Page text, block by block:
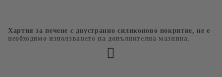
Хартия за печене с двустранно силиконово покритие, не е
необходимо използването на допълнителна мазнина.
Ние ще се свържем с вас в рамките на работния ден.